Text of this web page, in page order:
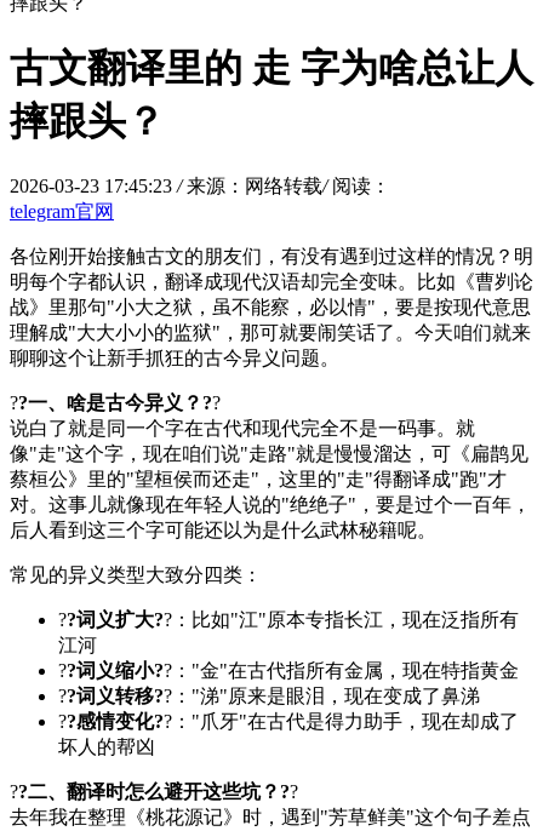
古文翻译里的 走 字为啥总让人
摔跟头？
2026-03-23 17:45:23/ 来源：网络转载/ 阅读：
telegram官网
各位刚开始接触古文的朋友们，有没有遇到过这样的情况？明
明每个字都认识，翻译成现代汉语却完全变味。比如《曹刿论
战》里那句"小大之狱，虽不能察，必以情"，要是按现代意思
理解成"大大小小的监狱"，那可就要闹笑话了。今天咱们就来
聊聊这个让新手抓狂的古今异义问题。
??一、啥是古今异义？??
说白了就是同一个字在古代和现代完全不是一码事。就
像"走"这个字，现在咱们说"走路"就是慢慢溜达，可《扁鹊见
蔡桓公》里的"望桓侯而还走"，这里的"走"得翻译成"跑"才
对。这事儿就像现在年轻人说的"绝绝子"，要是过个一百年，
后人看到这三个字可能还以为是什么武林秘籍呢。
常见的异义类型大致分四类：
??词义扩大??：比如"江"原本专指长江，现在泛指所有
江河
??词义缩小??："金"在古代指所有金属，现在特指黄金
??词义转移??："涕"原来是眼泪，现在变成了鼻涕
??感情变化??："爪牙"在古代是得力助手，现在却成了
坏人的帮凶
??二、翻译时怎么避开这些坑？??
去年我在整理《桃花源记》时，遇到"芳草鲜美"这个句子差点